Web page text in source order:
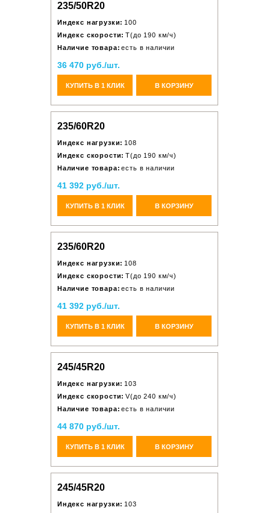
235/50R20
Индекс нагрузки: 100
Индекс скорости: T(до 190 км/ч)
Наличие товара: есть в наличии
36 470 руб./шт.
КУПИТЬ В 1 КЛИК В КОРЗИНУ
235/60R20
Индекс нагрузки: 108
Индекс скорости: T(до 190 км/ч)
Наличие товара: есть в наличии
41 392 руб./шт.
КУПИТЬ В 1 КЛИК В КОРЗИНУ
235/60R20
Индекс нагрузки: 108
Индекс скорости: T(до 190 км/ч)
Наличие товара: есть в наличии
41 392 руб./шт.
КУПИТЬ В 1 КЛИК В КОРЗИНУ
245/45R20
Индекс нагрузки: 103
Индекс скорости: V(до 240 км/ч)
Наличие товара: есть в наличии
44 870 руб./шт.
КУПИТЬ В 1 КЛИК В КОРЗИНУ
245/45R20
Индекс нагрузки: 103